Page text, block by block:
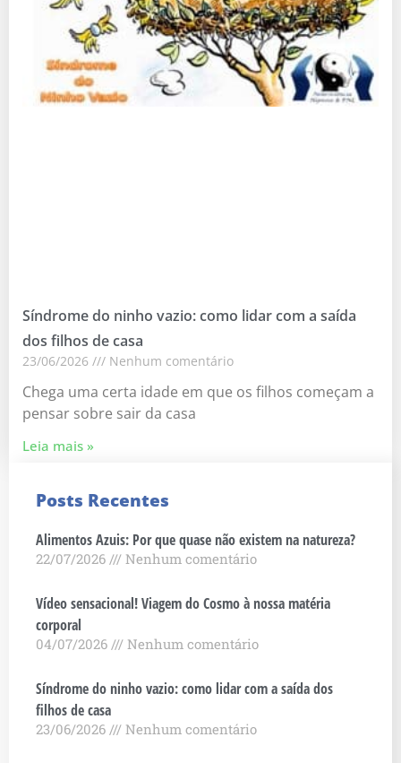
Síndrome do ninho vazio: como lidar com a saída
dos filhos de casa
23/06/2026 Nenhum comentário
Chega uma certa idade em que os filhos começam a
pensar sobre sair da casa
Leia mais »
Posts Recentes
Alimentos Azuis: Por que quase não existem na natureza?
22/07/2026 Nenhum comentário
Vídeo sensacional! Viagem do Cosmo à nossa matéria
corporal
04/07/2026 Nenhum comentário
Síndrome do ninho vazio: como lidar com a saída dos
filhos de casa
23/06/2026 Nenhum comentário